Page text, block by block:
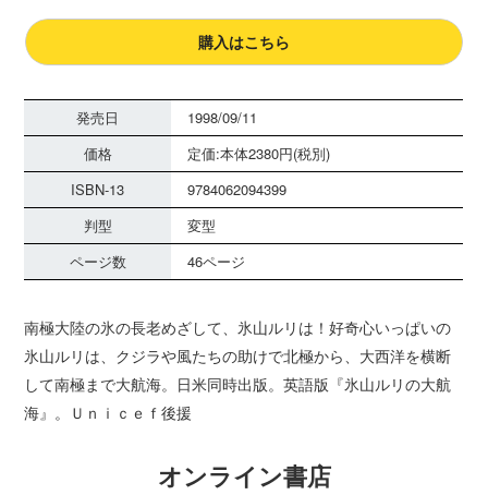
購入はこちら
発売日
1998/09/11
価格
定価:本体2380円(税別)
ISBN-13
9784062094399
判型
変型
ページ数
46ページ
南極大陸の氷の長老めざして、氷山ルリは！好奇心いっぱいの
氷山ルリは、クジラや風たちの助けで北極から、大西洋を横断
して南極まで大航海。日米同時出版。英語版『氷山ルリの大航
海』。Ｕｎｉｃｅｆ後援
オンライン書店